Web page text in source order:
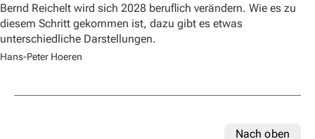
Bernd Reichelt wird sich 2028 beruflich verändern. Wie es zu
diesem Schritt gekommen ist, dazu gibt es etwas
unterschiedliche Darstellungen.
Hans-Peter Hoeren
Nach oben